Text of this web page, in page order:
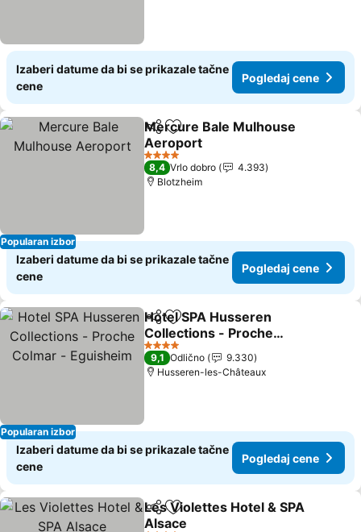
Izaberi datume da bi se prikazale tačne
cene
Pogledaj cene
Popularan izbor
Deli Dodati u favorite
Mercure Bale Mulhouse
Aeroport
4 Zvezdice
8,4 Vrlo dobro
4.393
Blotzheim
Izaberi datume da bi se prikazale tačne
cene
Pogledaj cene
Popularan izbor
Deli Dodati u favorite
Hotel SPA Husseren
Collections - Proche
Colmar - Eguisheim
4 Zvezdice
9,1 Odlično
9.330
Husseren-les-Châteaux
Izaberi datume da bi se prikazale tačne
cene
Pogledaj cene
Deli Dodati u favorite
Les Violettes Hotel & SPA
Alsace